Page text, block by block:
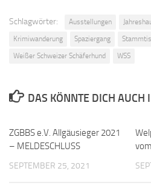
Schlagwörter: Ausstellungen
Krimiwanderung
Spaziergang
Weißer Schweizer Schäferhund
WSS
DAS KÖNNTE DICH AUCH
ZGBBS e.V. Allgäusieger 2021
– MELDESCHLUSS
SEPTEMBER 25, 2021